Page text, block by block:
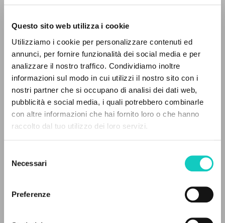
Questo sito web utilizza i cookie
Utilizziamo i cookie per personalizzare contenuti ed
annunci, per fornire funzionalità dei social media e per
analizzare il nostro traffico. Condividiamo inoltre
informazioni sul modo in cui utilizzi il nostro sito con i
nostri partner che si occupano di analisi dei dati web,
pubblicità e social media, i quali potrebbero combinarle
con altre informazioni che hai fornito loro o che hanno
raccolto dal tuo utilizzo dei loro servizi.
delNecessari
Preferenze
Giussani Luigi
Italiano
Fede e civiltà
1961
Páginas: 7
LEE EL FULL TEXT EN LA EDICIÓN
BÚSQUEDA AVANZADA »
0DOCUMENTOS ENCONTRADOS
RESULTADOS SUCESIVOS